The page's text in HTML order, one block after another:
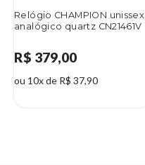
Relógio CHAMPION unissex
analógico quartz CN21461V
R$ 379,00
ou 10x de R$ 37,90